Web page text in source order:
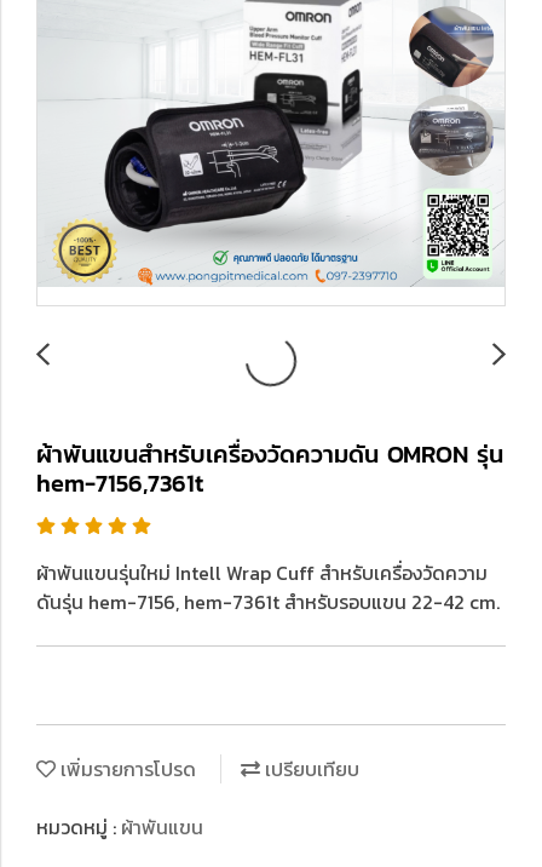
ผ้าพันแขนสำหรับเครื่องวัดความดัน OMRON รุ่น
hem-7156,7361t
ผ้าพันแขนรุ่นใหม่ Intell Wrap Cuff สำหรับเครื่องวัดความ
ดันรุ่น hem-7156, hem-7361t สำหรับรอบแขน 22-42 cm.
เพิ่มรายการโปรด
เปรียบเทียบ
หมวดหมู่ : ผ้าพันแขน